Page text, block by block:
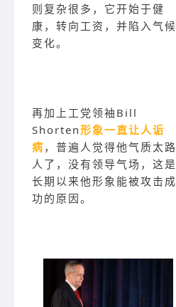
则复杂很多，它开始于健
康，转向工资，并陷入气候
变化。
再加上工党领袖Bill
Shorten形象一直让人诟
病 ，普遍人觉得他气质太路
人了，没有领导气场，这是
长期以来他形象能被攻击成
功的原因。